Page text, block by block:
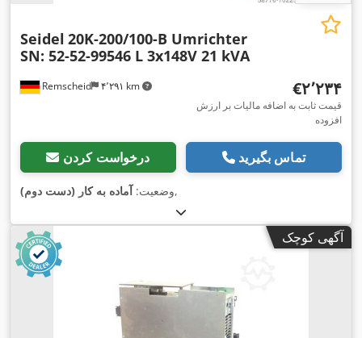
Remscheid ۴٬۲۹۱ km
Seidel 20K-200/100-B Umrichter
SN: 52-52-99546 L 3x148V 21 kVA
‎€۲٬۲۳۴
قیمت ثابت به اضافه مالیات بر ارزش
افزوده
درخواست کردن تماس بگیرید
وضعیت:آماده به کار (دست دوم) ,
آگهی کوچک